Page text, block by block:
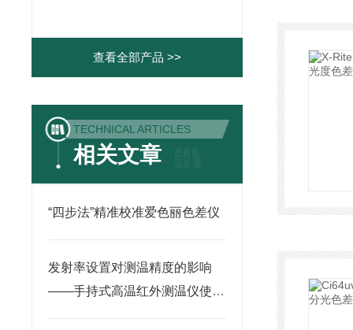
查看全部产品 >>
TECHNICAL ARTICLES
相关文章
“四步法”精准校准爱色丽色差仪
发射率设置对测温精度的影响
——手持式高温红外测温仪使用